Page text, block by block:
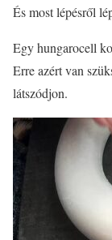
És most lépésről
Egy hungarocell
Erre azért van
látszódjon.